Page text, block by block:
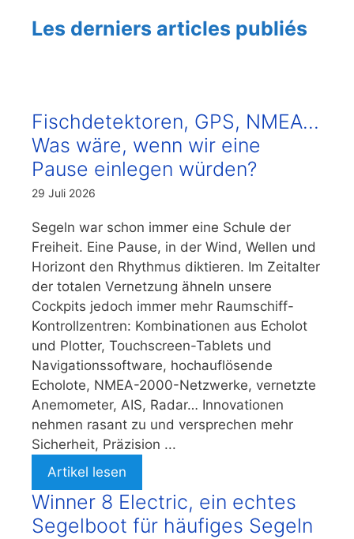
Les derniers articles publiés
Fischdetektoren, GPS, NMEA…
Was wäre, wenn wir eine
Pause einlegen würden?
29 Juli 2026
Segeln war schon immer eine Schule der
Freiheit. Eine Pause, in der Wind, Wellen und
Horizont den Rhythmus diktieren. Im Zeitalter
der totalen Vernetzung ähneln unsere
Cockpits jedoch immer mehr Raumschiff-
Kontrollzentren: Kombinationen aus Echolot
und Plotter, Touchscreen-Tablets und
Navigationssoftware, hochauflösende
Echolote, NMEA-2000-Netzwerke, vernetzte
Anemometer, AIS, Radar… Innovationen
nehmen rasant zu und versprechen mehr
Sicherheit, Präzision ...
Artikel lesen
Winner 8 Electric, ein echtes
Segelboot für häufiges Segeln